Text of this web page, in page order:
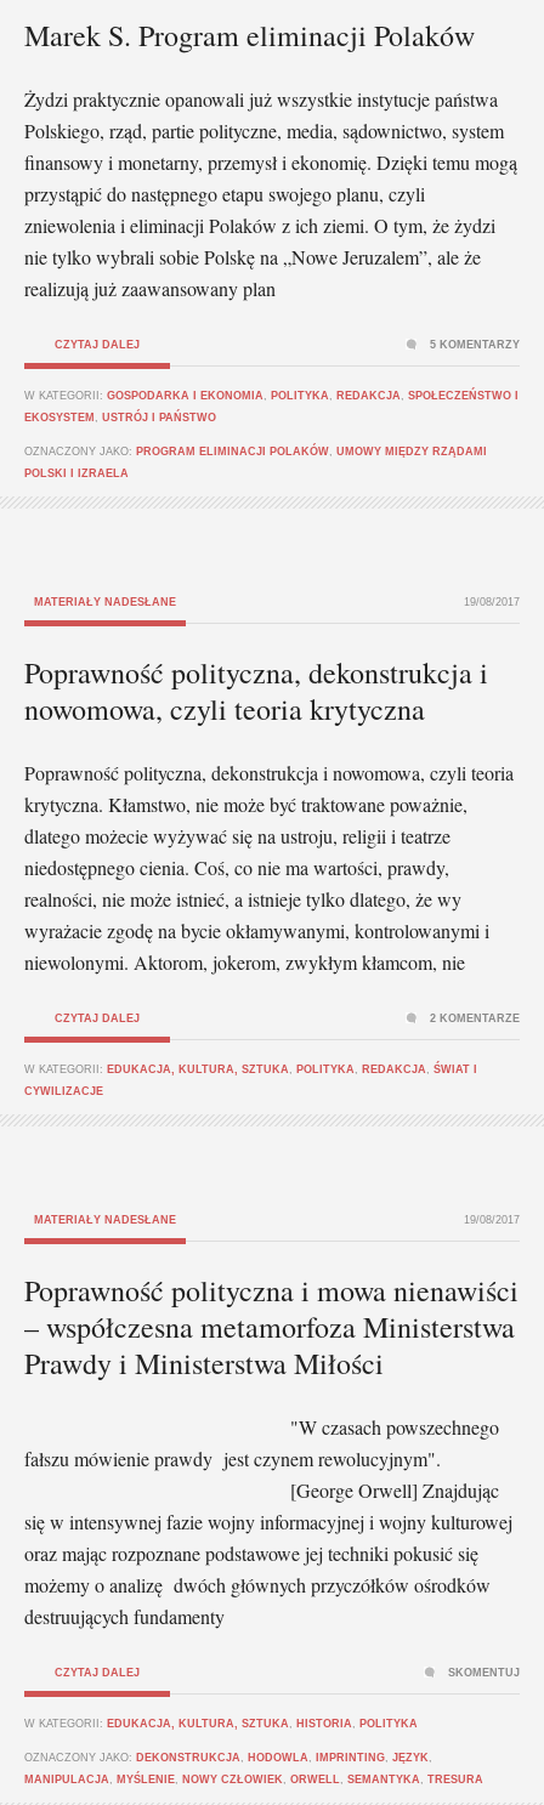
Marek S. Program eliminacji Polaków
Żydzi praktycznie opanowali już wszystkie instytucje państwa
Polskiego, rząd, partie polityczne, media, sądownictwo, system
finansowy i monetarny, przemysł i ekonomię. Dzięki temu mogą
przystąpić do następnego etapu swojego planu, czyli
zniewolenia i eliminacji Polaków z ich ziemi. O tym, że żydzi
nie tylko wybrali sobie Polskę na „Nowe Jeruzalem”, ale że
realizują już zaawansowany plan
CZYTAJ DALEJ
W KATEGORII: GOSPODARKA I EKONOMIA POLITYKA REDAKCJA
SPOŁECZEŃSTWO I
EKOSYSTEM
USTRÓJ I PAŃSTWO
OZNACZONY JAKO: PROGRAM ELIMINACJI POLAKÓW UMOWY MIĘDZY RZĄDAMI
POLSKI I IZRAELA
5 KOMENTARZY
MATERIAŁY NADESŁANE 19/08/2017
Poprawność polityczna, dekonstrukcja i
nowomowa, czyli teoria krytyczna
Poprawność polityczna, dekonstrukcja i nowomowa, czyli teoria
krytyczna. Kłamstwo, nie może być traktowane poważnie,
dlatego możecie wyżywać się na ustroju, religii i teatrze
niedostępnego cienia. Coś, co nie ma wartości, prawdy,
realności, nie może istnieć, a istnieje tylko dlatego, że wy
wyrażacie zgodę na bycie okłamywanymi, kontrolowanymi i
niewolonymi. Aktorom, jokerom, zwykłym kłamcom, nie
CZYTAJ DALEJ
W KATEGORII: EDUKACJA, KULTURA, SZTUKA POLITYKA REDAKCJA
ŚWIAT I
CYWILIZACJE
2 KOMENTARZE
MATERIAŁY NADESŁANE 19/08/2017
Poprawność polityczna i mowa nienawiści
– współczesna metamorfoza Ministerstwa
Prawdy i Ministerstwa Miłości
"W czasach powszechnego
fałszu mówienie prawdy jest czynem rewolucyjnym".
[George Orwell] Znajdując
się w intensywnej fazie wojny informacyjnej i wojny kulturowej
oraz mając rozpoznane podstawowe jej techniki pokusić się
możemy o analizę dwóch głównych przyczółków ośrodków
destruujących fundamenty
CZYTAJ DALEJ
W KATEGORII: EDUKACJA, KULTURA, SZTUKA HISTORIA POLITYKA
OZNACZONY JAKO: DEKONSTRUKCJA HODOWLA IMPRINTING JĘZYK
MANIPULACJA
MYŚLENIE NOWY CZŁOWIEK ORWELL SEMANTYKA TRESURA
SKOMENTUJ